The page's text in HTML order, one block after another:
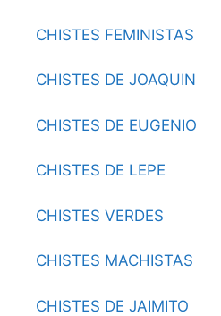
CHISTES FEMINISTAS
CHISTES DE JOAQUIN
CHISTES DE EUGENIO
CHISTES DE LEPE
CHISTES VERDES
CHISTES MACHISTAS
CHISTES DE JAIMITO